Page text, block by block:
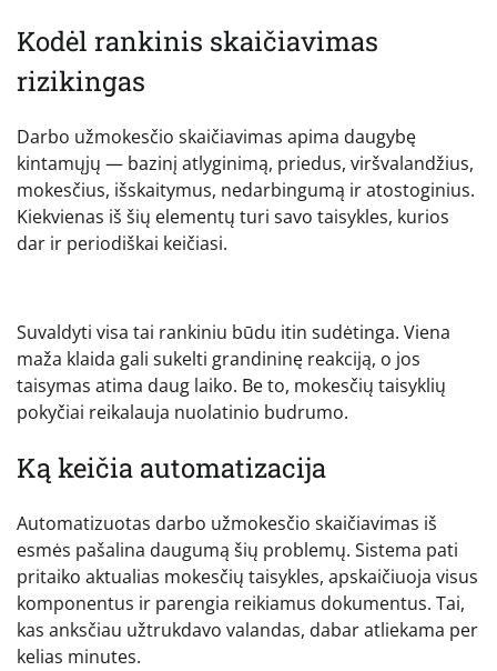
Kodėl rankinis skaičiavimas
rizikingas
Darbo užmokesčio skaičiavimas apima daugybę
kintamųjų — bazinį atlyginimą, priedus, viršvalandžius,
mokesčius, išskaitymus, nedarbingumą ir atostoginius.
Kiekvienas iš šių elementų turi savo taisykles, kurios
dar ir periodiškai keičiasi.
Suvaldyti visa tai rankiniu būdu itin sudėtinga. Viena
maža klaida gali sukelti grandininę reakciją, o jos
taisymas atima daug laiko. Be to, mokesčių taisyklių
pokyčiai reikalauja nuolatinio budrumo.
Ką keičia automatizacija
Automatizuotas darbo užmokesčio skaičiavimas iš
esmės pašalina daugumą šių problemų. Sistema pati
pritaiko aktualias mokesčių taisykles, apskaičiuoja visus
komponentus ir parengia reikiamus dokumentus. Tai,
kas anksčiau užtrukdavo valandas, dabar atliekama per
kelias minutes.